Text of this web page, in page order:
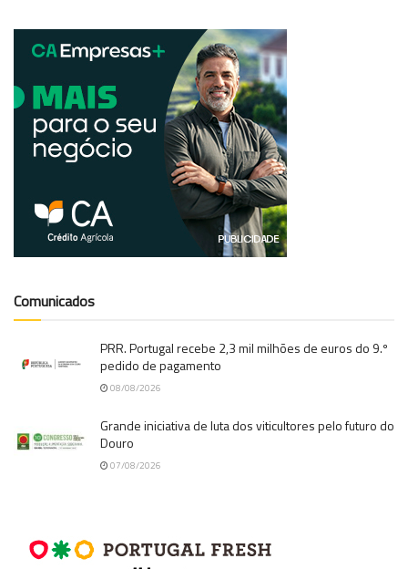
Comunicados
PRR. Portugal recebe 2,3 mil milhões de euros do 9.º
pedido de pagamento
08/08/2026
Grande iniciativa de luta dos viticultores pelo futuro do
Douro
07/08/2026